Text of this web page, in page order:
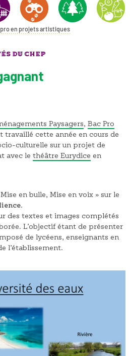
PAYSAGERS
NATURE & ENVIRONNEMENT
FORÊT
pro en projets artistiques
DU CHEP
Paysagers, Bac Pro
travaillé cette année en cours de
culturelle sur un projet de
avec le théâtre Eurydice en
en bulle, Mise en voix » sur le
.
des textes et images complétés
L’objectif étant de présenter
de lycéens, enseignants en
l’établissement.